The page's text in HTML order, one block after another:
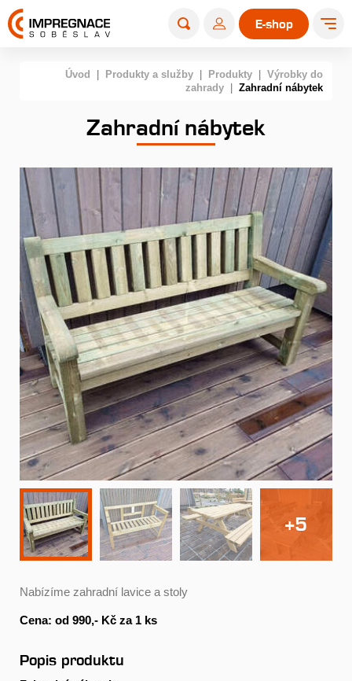
E-shop
Úvod Produkty a služby Produkty
Výrobky do
zahrady
Zahradní nábytek
Zahradní nábytek
+5
Nabízíme zahradní lavice a stoly
Cena: od 990,- Kč za 1 ks
Popis produktu